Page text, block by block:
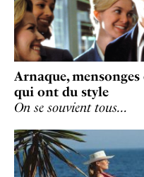
Arnaque, mensonges
qui ont du style
On se souvient tous…